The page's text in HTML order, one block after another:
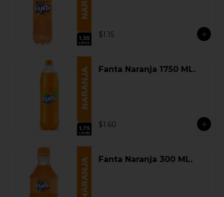
$1.15
Fanta Naranja 1750 ML.
$1.60
Fanta Naranja 300 ML.